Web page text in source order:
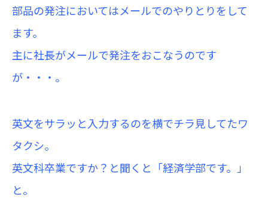
部品の発注においてはメールでのやりとりをして
ます。
主に社長がメールで発注をおこなうのです
が・・・。
英文をサラッと入力するのを横でチラ見してたワ
タクシ。
英文科卒業ですか？と聞くと「経済学部です。」
と。